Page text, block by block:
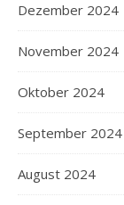
Dezember 2024
November 2024
Oktober 2024
September 2024
August 2024